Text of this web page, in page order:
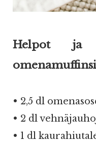
Helpot ja
• 2,5 dl
• 2 dl
• 1 dl